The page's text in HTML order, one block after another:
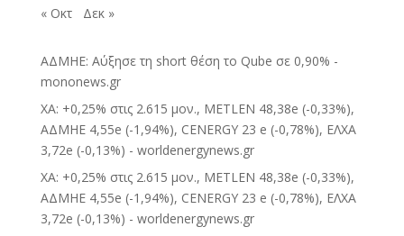
« Οκτ
Δεκ »
ΑΔΜΗΕ: Αύξησε τη short θέση το Qube σε 0,90% -
mononews.gr
ΧΑ: +0,25% στις 2.615 μον., METLEN 48,38e (-0,33%),
ΑΔΜΗΕ 4,55e (-1,94%), CENERGY 23 e (-0,78%), ΕΛΧΑ
3,72e (-0,13%) - worldenergynews.gr
ΧΑ: +0,25% στις 2.615 μον., METLEN 48,38e (-0,33%),
ΑΔΜΗΕ 4,55e (-1,94%), CENERGY 23 e (-0,78%), ΕΛΧΑ
3,72e (-0,13%) - worldenergynews.gr